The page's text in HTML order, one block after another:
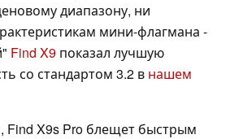
диапазону, ни
мини-флагмана -
Find X9 показал лучшую
со стандартом 3.2 в нашем
Find X9s Pro блещет быстрым